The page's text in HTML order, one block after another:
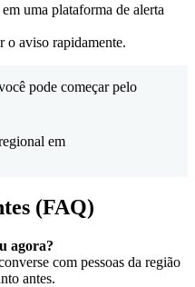
uma plataforma de alerta
o aviso rapidamente.
pode começar pelo
em
(FAQ)
agora?
com pessoas da região
antes.